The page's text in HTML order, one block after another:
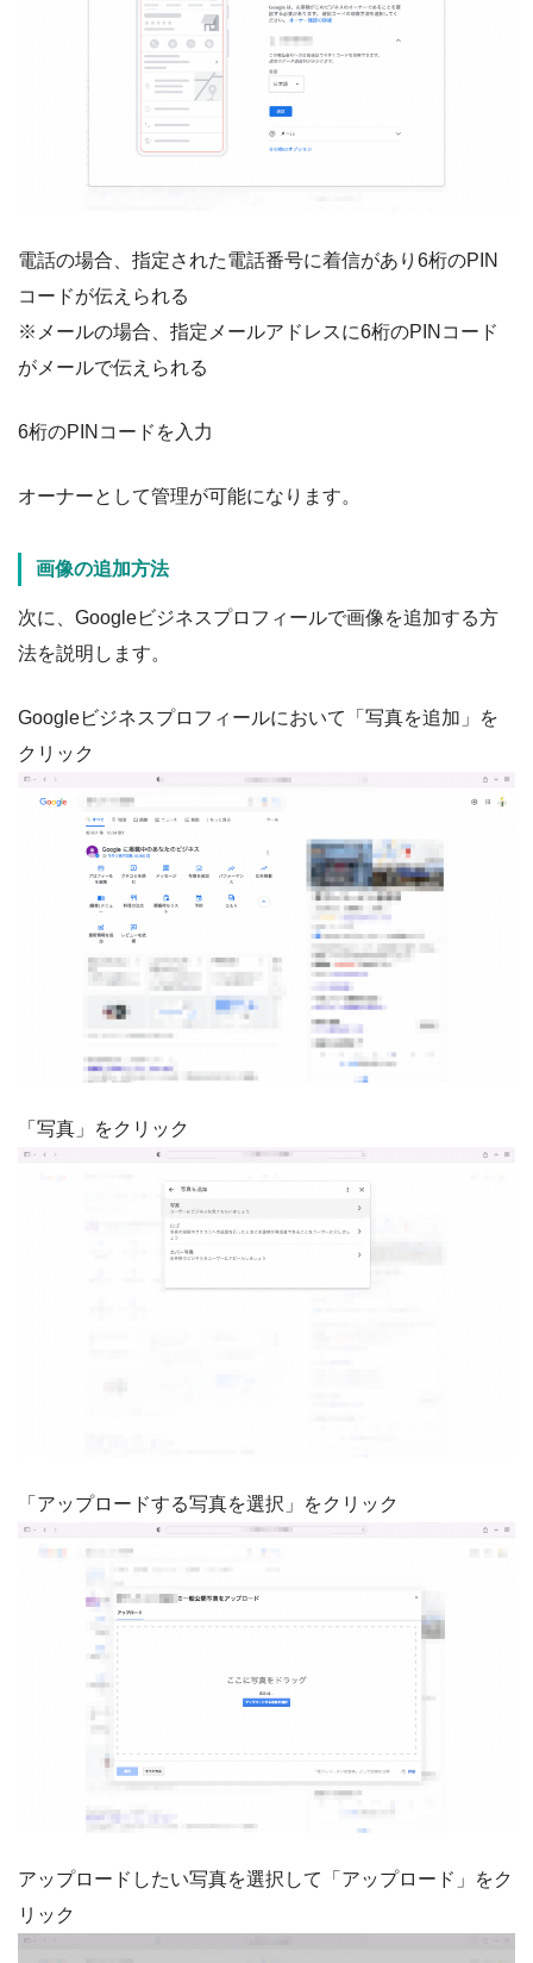
電話の場合、指定された電話番号に着信があり6桁のPIN
コードが伝えられる
※メールの場合、指定メールアドレスに6桁のPINコード
がメールで伝えられる
6桁のPINコードを入力
オーナーとして管理が可能になります。
画像の追加方法
次に、Googleビジネスプロフィールで画像を追加する方
法を説明します。
Googleビジネスプロフィールにおいて「写真を追加」を
クリック
「写真」をクリック
「アップロードする写真を選択」をクリック
アップロードしたい写真を選択して「アップロード」をク
リック